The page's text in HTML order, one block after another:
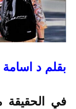
بقلم د
في الحقيقة